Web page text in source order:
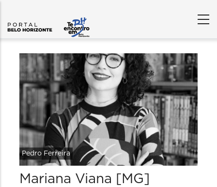
Pedro Ferreira
Mariana Viana [MG]